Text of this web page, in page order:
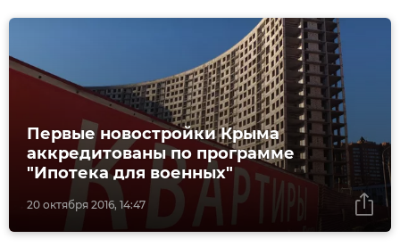
20 октября 2016, 14:47
Первые новостройки Крыма
аккредитованы по программе
"Ипотека для военных"